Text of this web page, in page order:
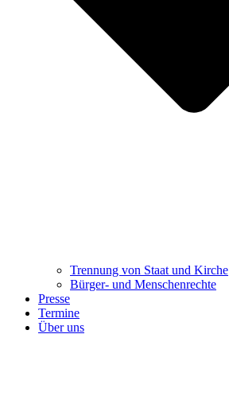
Trennung ​​​​​​​von Staat und Kirche
Bürger- und Menschenrechte
Presse
Termine
Über uns